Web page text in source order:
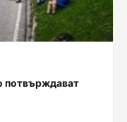
потвърждават